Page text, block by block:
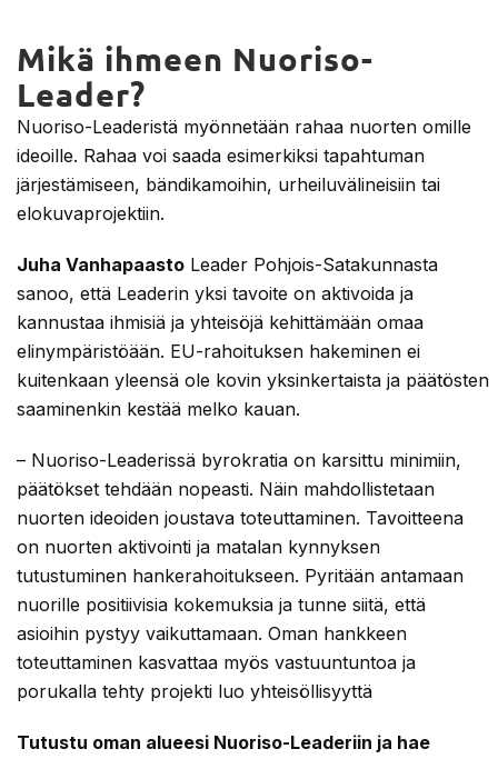
Mikä ihmeen Nuoriso-
Leader?
Nuoriso-Leaderistä myönnetään rahaa nuorten omille
ideoille. Rahaa voi saada esimerkiksi tapahtuman
järjestämiseen, bändikamoihin, urheiluvälineisiin tai
elokuvaprojektiin.
Juha Vanhapaasto Leader Pohjois-Satakunnasta
sanoo, että Leaderin yksi tavoite on aktivoida ja
kannustaa ihmisiä ja yhteisöjä kehittämään omaa
elinympäristöään. EU-rahoituksen hakeminen ei
kuitenkaan yleensä ole kovin yksinkertaista ja päätösten
saaminenkin kestää melko kauan.
– Nuoriso-Leaderissä byrokratia on karsittu minimiin,
päätökset tehdään nopeasti. Näin mahdollistetaan
nuorten ideoiden joustava toteuttaminen. Tavoitteena
on nuorten aktivointi ja matalan kynnyksen
tutustuminen hankerahoitukseen. Pyritään antamaan
nuorille positiivisia kokemuksia ja tunne siitä, että
asioihin pystyy vaikuttamaan. Oman hankkeen
toteuttaminen kasvattaa myös vastuuntuntoa ja
porukalla tehty projekti luo yhteisöllisyyttä
Tutustu oman alueesi Nuoriso-Leaderiin ja hae